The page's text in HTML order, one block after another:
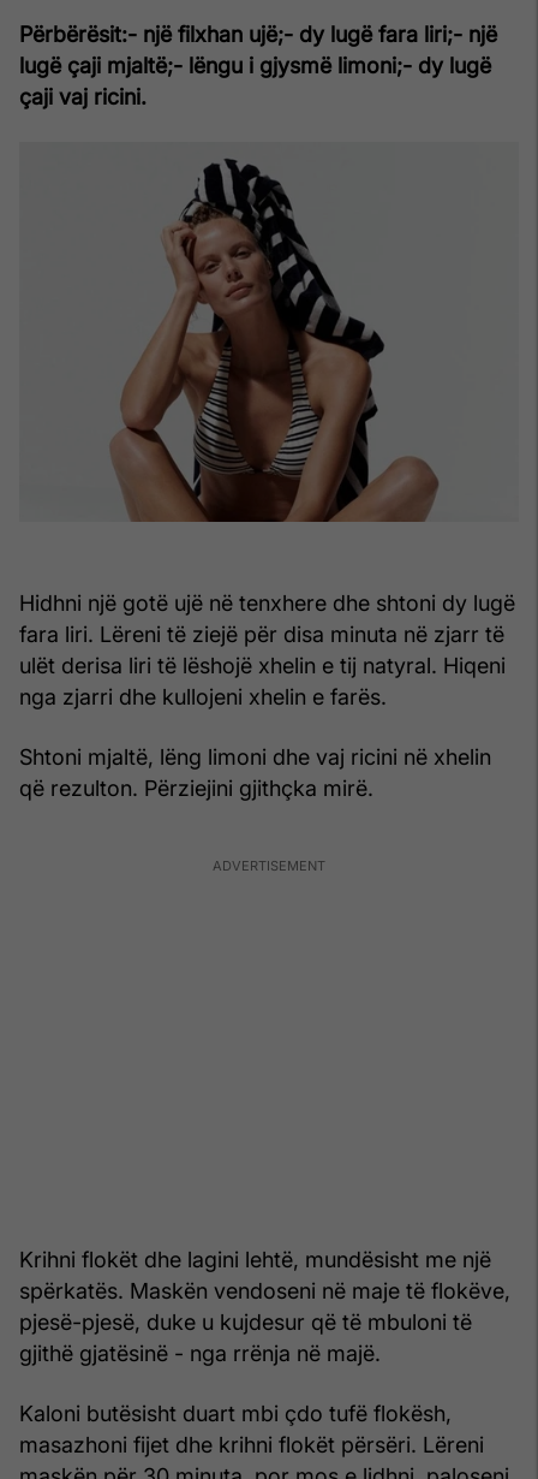
Përbërësit:- një filxhan ujë;- dy lugë fara liri;- një
lugë çaji mjaltë;- lëngu i gjysmë limoni;- dy lugë
çaji vaj ricini.
Hidhni një gotë ujë në tenxhere dhe shtoni dy lugë
fara liri. Lëreni të ziejë për disa minuta në zjarr të
ulët derisa liri të lëshojë xhelin e tij natyral. Hiqeni
nga zjarri dhe kullojeni xhelin e farës.
Shtoni mjaltë, lëng limoni dhe vaj ricini në xhelin
që rezulton. Përziejini gjithçka mirë.
Krihni flokët dhe lagini lehtë, mundësisht me një
spërkatës. Maskën vendoseni në maje të flokëve,
pjesë-pjesë, duke u kujdesur që të mbuloni të
gjithë gjatësinë - nga rrënja në majë.
Kaloni butësisht duart mbi çdo tufë flokësh,
masazhoni fijet dhe krihni flokët përsëri. Lëreni